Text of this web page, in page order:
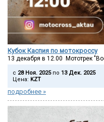
Кубок Каспия по мотокроссу
13 декабря в 12.00 Мототрек
c 28 Ноя. 2025по 13 Дек. 2025
Цена: KZT
подробнее »